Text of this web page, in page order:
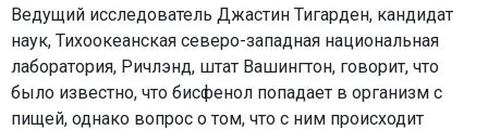
Ведущий исследователь Джастин Тигарден, кандидат
наук, Тихоокеанская северо-западная национальная
лаборатория, Ричлэнд, штат Вашингтон, говорит, что
было известно, что бисфенол попадает в организм с
пищей, однако вопрос о том, что с ним происходит